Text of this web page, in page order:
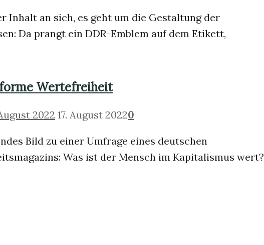
Inhalt an sich, es geht um die Gestaltung der
Da prangt ein DDR-Emblem auf dem Etikett,
Wertefreiheit
2022 17. August 20220
Bild zu einer Umfrage eines deutschen
Was ist der Mensch im Kapitalismus wert?